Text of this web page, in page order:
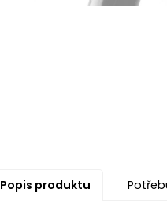
Popis produktu